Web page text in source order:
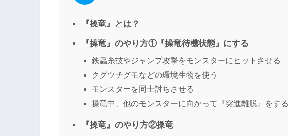
『操竜』とは？
『操竜』のやり方①『操竜待機状態』にする
鉄蟲糸技やジャンプ攻撃をモンスターにヒットさせる
クグツチグモなどの環境生物を使う
モンスターを同士討ちさせる
操竜中、他のモンスターに向かって『突進離脱』をする
『操竜』のやり方②操竜